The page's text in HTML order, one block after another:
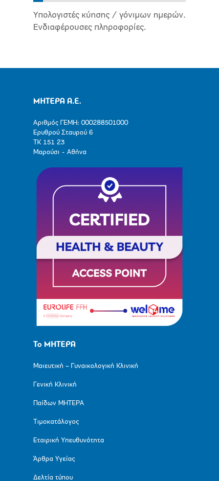
Υπολογιστές κύησης / γόνιμων ημερών.
Ενδιαφέρουσες πληροφορίες.
ΜΗΤΕΡΑ Α.Ε.
Αριθμός ΓΕΜΗ: 000288501000
Ερυθρού Σταυρού 6
ΤΚ 151 23
Μαρούσι - Αθήνα
Το ΜΗΤΕΡΑ
Μαιευτική – Γυναικολογική Κλινική
Γενική Κλινική
Παίδων ΜΗΤΕΡΑ
Τιμοκατάλογος
Εταιρική Υπευθυνότητα
Άρθρα Υγείας
Δελτία τύπου